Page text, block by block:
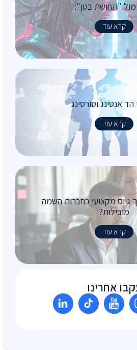
מול "תחושת בטן":
קרא עוד
הד אנטינג וסורסינג
קרא עוד
גיוס מקצועי בחברות השמה
מובילות?
קרא עוד
אחרינו